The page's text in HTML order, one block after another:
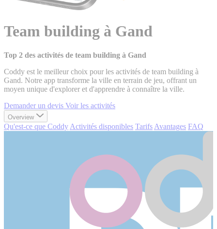
Team building à Gand
Top 2 des activités de team building à Gand
Coddy est le meilleur choix pour les activités de team building à
Gand. Notre app transforme la ville en terrain de jeu, offrant un
moyen unique d'explorer et d'apprendre à connaître la ville.
Demander un devis Voir les activités
Overview
Qu'est-ce que Coddy Activités disponibles Tarifs Avantages FAQ